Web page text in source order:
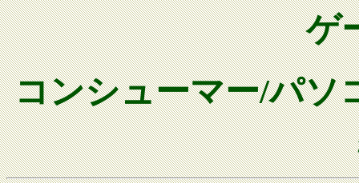
ゲ
コンシューマー/パソ